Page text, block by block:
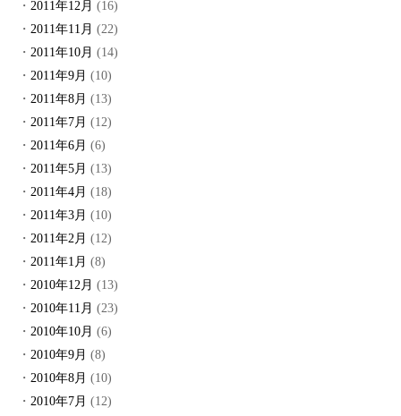
2011年12月 (16)
2011年11月 (22)
2011年10月 (14)
2011年9月 (10)
2011年8月 (13)
2011年7月 (12)
2011年6月 (6)
2011年5月 (13)
2011年4月 (18)
2011年3月 (10)
2011年2月 (12)
2011年1月 (8)
2010年12月 (13)
2010年11月 (23)
2010年10月 (6)
2010年9月 (8)
2010年8月 (10)
2010年7月 (12)